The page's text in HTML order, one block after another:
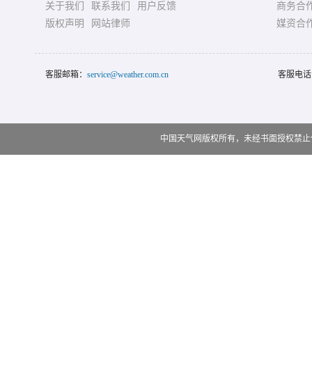
关于我们 联系我们
用户反馈
版权声明
网站律师
商务合
媒资合
客服邮箱： service@weather.com.cn 客服电
中国天气网版权所有，未经书面授权